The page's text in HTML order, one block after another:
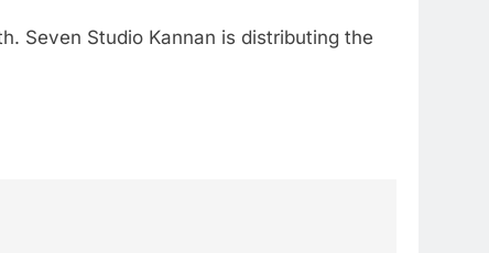
Seven Studio Kannan is distributing the